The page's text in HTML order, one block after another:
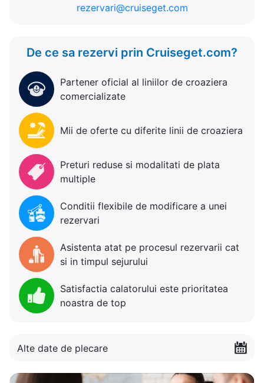
rezervari@cruiseget.com
De ce sa rezervi prin Cruiseget.com?
Partener oficial al liniilor de croaziera
comercializate
Mii de oferte cu diferite linii de croaziera
Preturi reduse si modalitati de plata
multiple
Conditii flexibile de modificare a unei
rezervari
Asistenta atat pe procesul rezervarii cat
si in timpul sejurului
Satisfactia calatorului este prioritatea
noastra de top
Alte date de plecare